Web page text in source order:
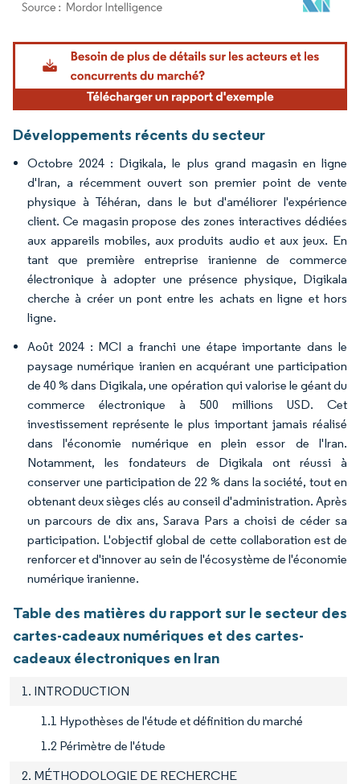
Image © Mordor Intelligence. La réutilisation nécessite une attribution sous CC BY
Développements récents du secteur
Octobre 2024 : Digikala, le plus grand magasin en ligne
d'Iran, a récemment ouvert son premier point de vente
physique à Téhéran, dans le but d'améliorer l'expérience
client. Ce magasin propose des zones interactives dédiées
aux appareils mobiles, aux produits audio et aux jeux. En
tant que première entreprise iranienne de commerce
électronique à adopter une présence physique, Digikala
cherche à créer un pont entre les achats en ligne et hors
ligne.
Août 2024 : MCI a franchi une étape importante dans le
paysage numérique iranien en acquérant une participation
de 40 % dans Digikala, une opération qui valorise le géant du
commerce électronique à 500 millions USD. Cet
investissement représente le plus important jamais réalisé
dans l'économie numérique en plein essor de l'Iran.
Notamment, les fondateurs de Digikala ont réussi à
conserver une participation de 22 % dans la société, tout en
obtenant deux sièges clés au conseil d'administration. Après
un parcours de dix ans, Sarava Pars a choisi de céder sa
participation. L'objectif global de cette collaboration est de
renforcer et d'innover au sein de l'écosystème de l'économie
numérique iranienne.
Table des matières du rapport sur le secteur des
cartes-cadeaux numériques et des cartes-
cadeaux électroniques en Iran
1. INTRODUCTION
1.1 Hypothèses de l'étude et définition du marché
1.2 Périmètre de l'étude
2. MÉTHODOLOGIE DE RECHERCHE